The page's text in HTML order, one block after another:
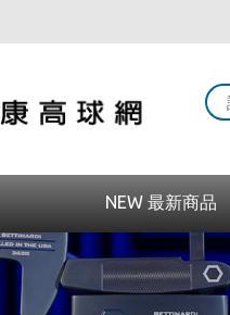
NEW 最新商品